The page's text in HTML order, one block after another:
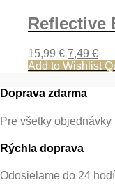
Reflective
15,99€ Pôvodná
cena
15,99 €.
7,49 €
Add to Wishlist
Doprava zdarma
Pre všetky objednávky
Rýchla doprava
Odosielame do 24 hodí